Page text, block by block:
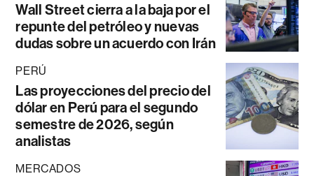
Wall Street cierra a la baja por el
repunte del petróleo y nuevas
dudas sobre un acuerdo con Irán
PERÚ
Las proyecciones del precio del
dólar en Perú para el segundo
semestre de 2026, según
analistas
MERCADOS